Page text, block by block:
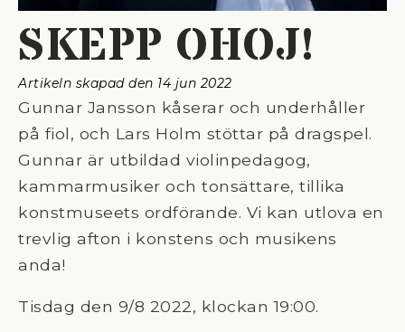
SKEPP OHOJ!
Artikeln skapad den 14 jun 2022
Gunnar Jansson kåserar och underhåller
på fiol, och Lars Holm stöttar på dragspel.
Gunnar är utbildad violinpedagog,
kammarmusiker och tonsättare, tillika
konstmuseets ordförande. Vi kan utlova en
trevlig afton i konstens och musikens
anda!
Tisdag den 9/8 2022, klockan 19:00.